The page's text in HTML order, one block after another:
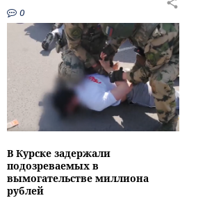
0
В Курске задержали
подозреваемых в
вымогательстве миллиона
рублей